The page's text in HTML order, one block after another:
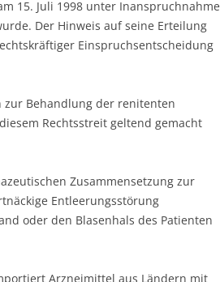
15. Juli 1998 unter Inanspruchnahme
Der Hinweis auf seine Erteilung
Einspruchsentscheidung
zur Behandlung der renitenten
Rechtsstreit geltend gemacht
Zusammensetzung zur
Entleerungsstörung
oder den Blasenhals des Patienten
Arzneimittel aus Ländern mit